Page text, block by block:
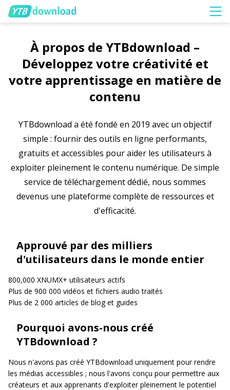
À propos de YTBdownload –
Développez votre créativité et
votre apprentissage en matière de
contenu
YTBdownload a été fondé en 2019 avec un objectif
simple : fournir des outils en ligne performants,
gratuits et accessibles pour aider les utilisateurs à
exploiter pleinement le contenu numérique. De simple
service de téléchargement dédié, nous sommes
devenus une plateforme complète de ressources et
d'efficacité.
Approuvé par des milliers
d'utilisateurs dans le monde entier
800,000 XNUMX+ utilisateurs actifs
Plus de 900 000 vidéos et fichiers audio traités
Plus de 2 000 articles de blog et guides
Pourquoi avons-nous créé
YTBdownload ?
Nous n'avons pas créé YTBdownload uniquement pour rendre
les médias accessibles ; nous l'avons conçu pour permettre aux
créateurs et aux apprenants d'exploiter pleinement le potentiel